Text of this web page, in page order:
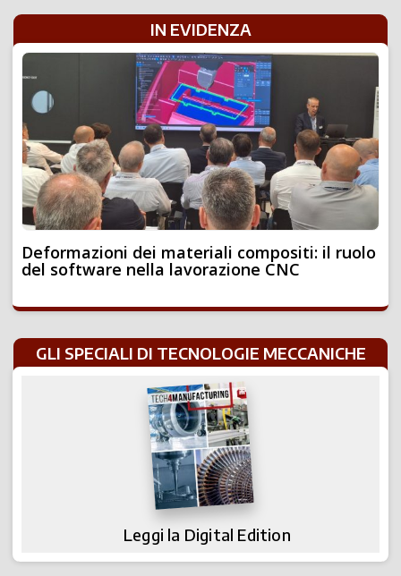
IN EVIDENZA
Deformazioni dei materiali compositi: il ruolo
del software nella lavorazione CNC
GLI SPECIALI DI TECNOLOGIE MECCANICHE
Leggi la Digital Edition